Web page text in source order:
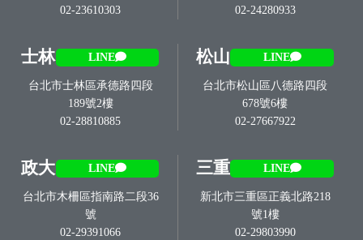
02-23610303
02-24280933
士林 LINE
台北市士林區承德路四段
189號2樓
02-28810885
松山 LINE
台北市松山區八德路四段
678號6樓
02-27667922
政大 LINE
台北市木柵區指南路二段36
號
02-29391066
三重 LINE
新北市三重區正義北路218
號1樓
02-29803990